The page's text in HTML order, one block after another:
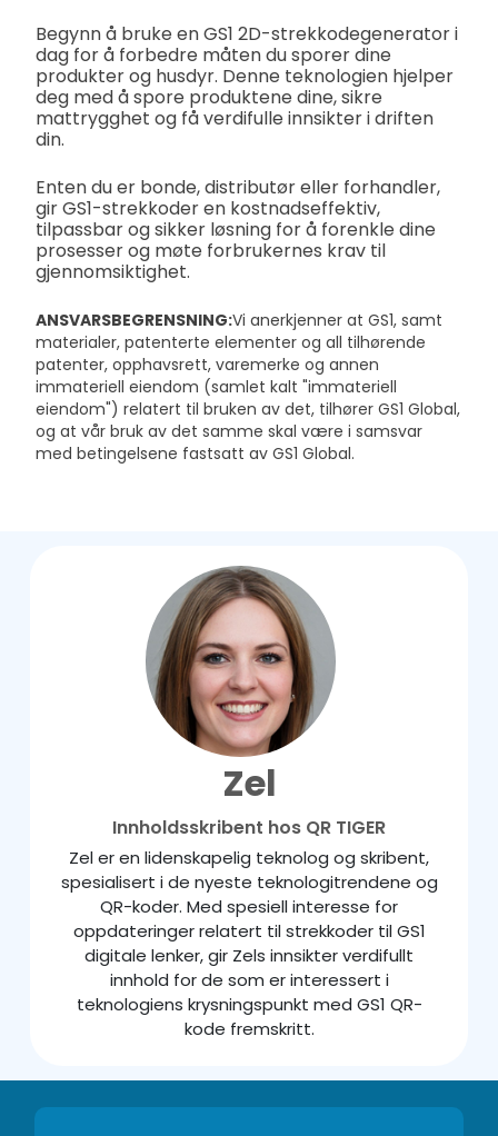
Begynn å bruke en GS1 2D-strekkodegenerator i
dag for å forbedre måten du sporer dine
produkter og husdyr. Denne teknologien hjelper
deg med å spore produktene dine, sikre
mattrygghet og få verdifulle innsikter i driften
din.
Enten du er bonde, distributør eller forhandler,
gir GS1-strekkoder en kostnadseffektiv,
tilpassbar og sikker løsning for å forenkle dine
prosesser og møte forbrukernes krav til
gjennomsiktighet.
ANSVARSBEGRENSNING:Vi anerkjenner at GS1, samt
materialer, patenterte elementer og all tilhørende
patenter, opphavsrett, varemerke og annen
immateriell eiendom (samlet kalt "immateriell
eiendom") relatert til bruken av det, tilhører GS1 Global,
og at vår bruk av det samme skal være i samsvar
med betingelsene fastsatt av GS1 Global.
Zel
Innholdsskribent hos QR TIGER
Zel er en lidenskapelig teknolog og skribent,
spesialisert i de nyeste teknologitrendene og
QR-koder. Med spesiell interesse for
oppdateringer relatert til strekkoder til GS1
digitale lenker, gir Zels innsikter verdifullt
innhold for de som er interessert i
teknologiens krysningspunkt med GS1 QR-
kode fremskritt.